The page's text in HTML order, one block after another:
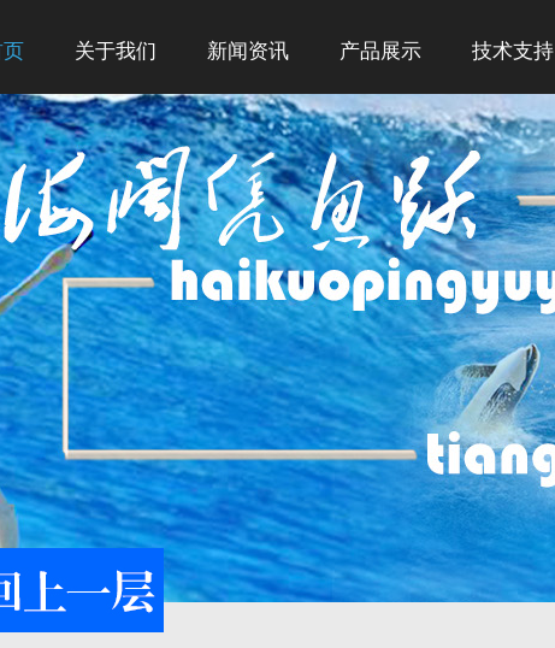
关于我们 新闻资讯 产品展示 技术支持